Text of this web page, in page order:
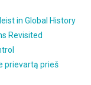
in Global History
Revisited
prievartą prieš